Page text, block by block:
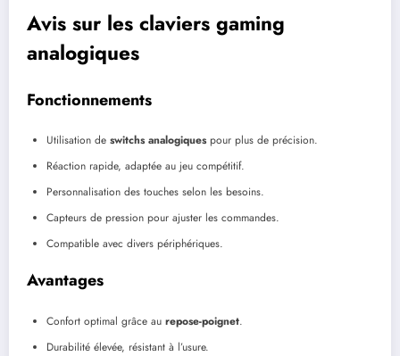
Avis sur les claviers gaming
analogiques
Fonctionnements
Utilisation de switchs analogiquespour plus de précision.
Réaction rapide, adaptée au jeu compétitif.
Personnalisation des touches selon les besoins.
Capteurs de pression pour ajuster les commandes.
Compatible avec divers périphériques.
Avantages
Confort optimal grâce au repose-poignet.
Durabilité élevée, résistant à l’usure.